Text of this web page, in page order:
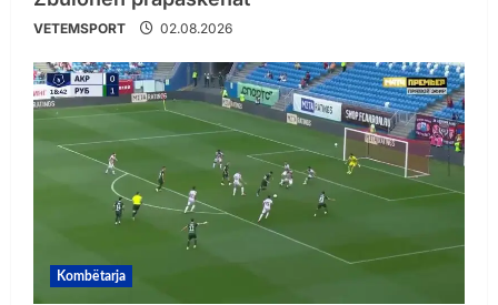
VETEMSPORT 02.08.2026
Kombëtarja